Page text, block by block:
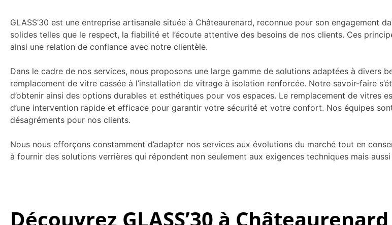
GLASS’30 est une entreprise artisanale située à Châteaurenard, reconnue pour son engagement
solides telles que le respect, la fiabilité et l’écoute attentive des besoins de nos clients. Ces
ainsi une relation de confiance avec notre clientèle.
Dans le cadre de nos services, nous proposons une large gamme de solutions adaptées à divers
remplacement de vitre cassée à l’installation de vitrage à isolation renforcée. Notre savoir-faire
d’obtenir ainsi des options durables et esthétiques pour vos espaces. Le remplacement de vitres
d’une intervention rapide et efficace pour garantir votre sécurité et votre confort. Nos équipes
désagréments pour nos clients.
Nous nous efforçons constamment d’adapter nos services aux évolutions du marché tout en
à fournir des solutions verrières qui répondent non seulement aux exigences techniques mais
Découvrez GLASS’30 à